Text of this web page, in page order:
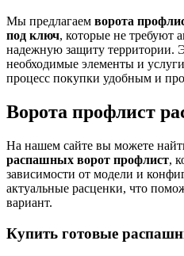
Мы предлагаем ворота
под ключ, которые не требуют
надежную защиту территории.
необходимые элементы и
процесс покупки удобным и
Ворота профлист
На нашем сайте вы можете
распашных ворот профлист,
зависимости от модели и
актуальные расценки, что
вариант.
Купить готовые